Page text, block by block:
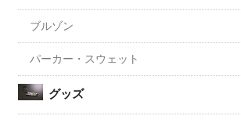
ブルゾン
パーカー・スウェット
グッズ